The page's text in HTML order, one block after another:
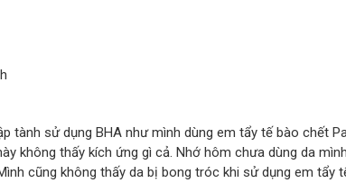
sử dụng BHA như mình dùng em tẩy tế bào chết
không thấy kích ứng gì cả. Nhớ hôm chưa dùng da
cũng không thấy da bị bong tróc khi sử dụng em tẩy